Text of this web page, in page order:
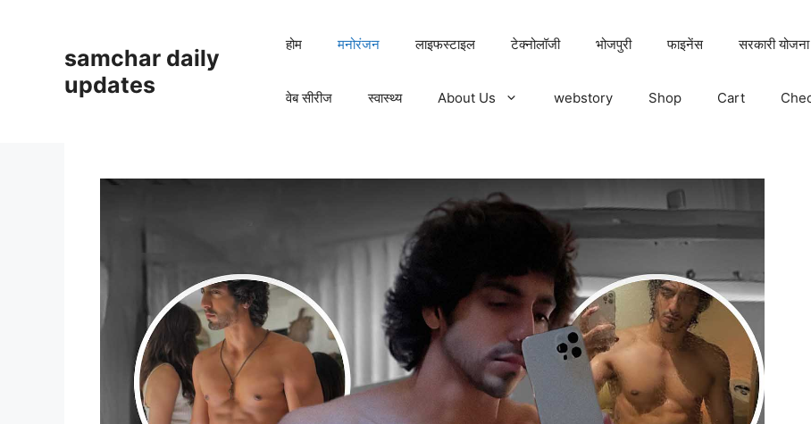
samchar daily
updates
होम मनोरंजन लाइफस्टाइल टेक्नोलॉजी भोजपुरी फाइनेंस सरकारी योजना
वेब सीरीज स्वास्थ्य About Us webstory Shop Cart